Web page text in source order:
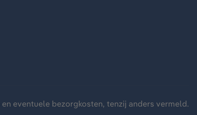
en eventuele bezorgkosten, tenzij anders vermeld.